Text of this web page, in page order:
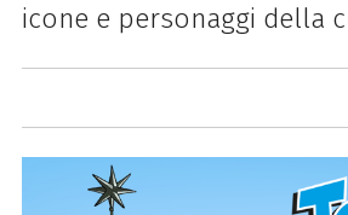
icone e personaggi della